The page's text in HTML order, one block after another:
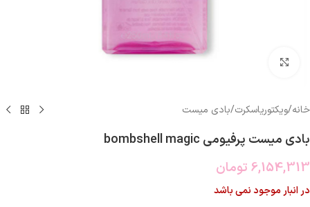
خانه/ویکتوریاسکرت/بادی میست
بادی میست پرفیومی bombshell magic
6,154,313 تومان
در انبار موجود نمی باشد